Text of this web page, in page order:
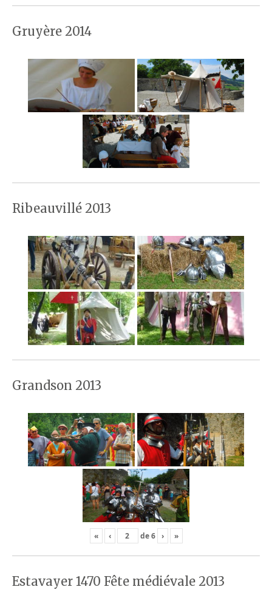
Gruyère 2014
Ribeauvillé 2013
Grandson 2013
« ‹ de6 › »
Estavayer 1470 Fête médiévale 2013